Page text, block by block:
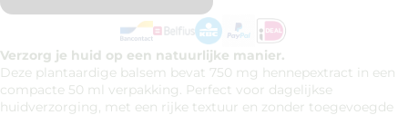
Verzorg je huid op een natuurlijke manier.
Deze plantaardige balsem bevat 750 mg hennepextract in een
compacte 50 ml verpakking. Perfect voor dagelijkse
huidverzorging, met een rijke textuur en zonder toegevoegde